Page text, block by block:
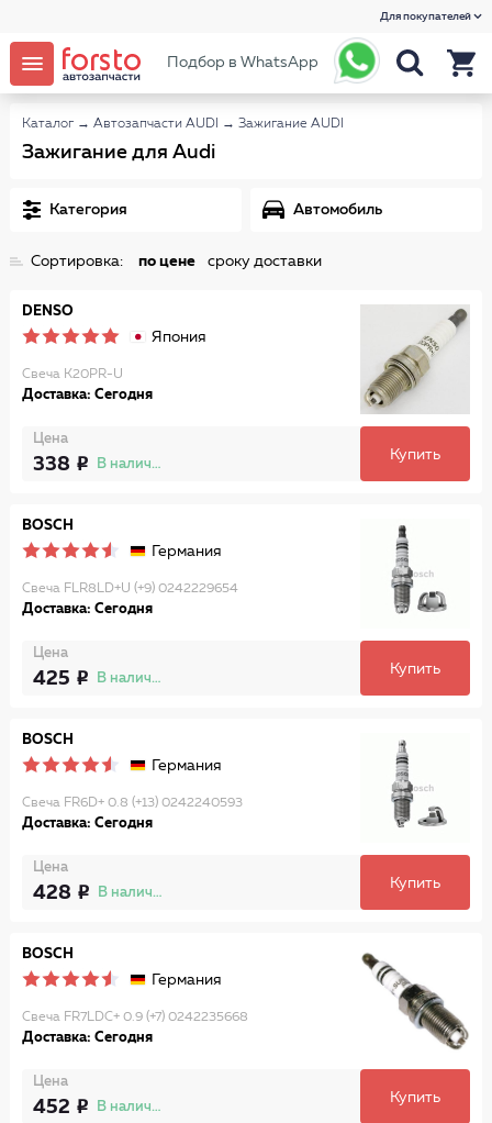
Для покупателей
Подбор в WhatsApp
Каталог → Автозапчасти AUDI → Зажигание AUDI
Зажигание для Audi
Категория Автомобиль
Сортировка: по цене сроку доставки
DENSO
Япония
Свеча K20PR-U
Доставка: Сегодня
Цена
338 В наличии
Купить
BOSCH
Германия
Свеча FLR8LD+U (+9) 0242229654
Доставка: Сегодня
Цена
425 В наличии
Купить
BOSCH
Германия
Свеча FR6D+ 0.8 (+13) 0242240593
Доставка: Сегодня
Цена
428 В наличии
Купить
BOSCH
Германия
Свеча FR7LDC+ 0.9 (+7) 0242235668
Доставка: Сегодня
Цена
452 В наличии
Купить